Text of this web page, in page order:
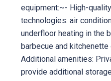
equipment:~- High-
technologies: air
underfloor heating in the
barbecue and
Additional amenities:
provide additional